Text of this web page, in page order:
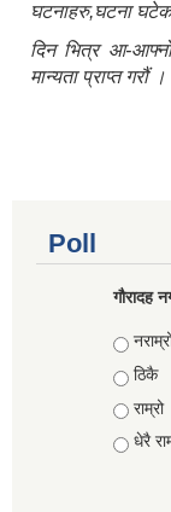
घटनाहरु,घटना
दिन भित्र आ-आफ्नो
मान्यता प्राप्त गरौं ।
Poll
गौरादह
ठिकै
राम्रो
धेरै